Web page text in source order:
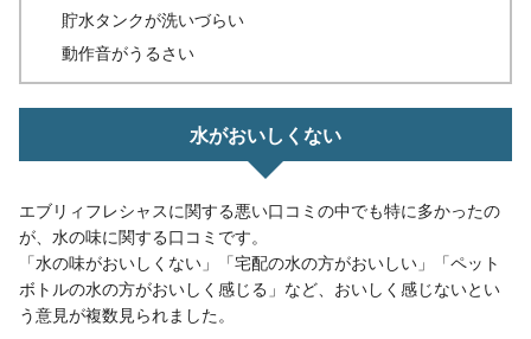
貯水タンクが洗いづらい
動作音がうるさい
水がおいしくない
エブリィフレシャスに関する悪い口コミの中でも特に多かったの
が、水の味に関する口コミです。
「水の味がおいしくない」「宅配の水の方がおいしい」「ペット
ボトルの水の方がおいしく感じる」など、おいしく感じないとい
う意見が複数見られました。